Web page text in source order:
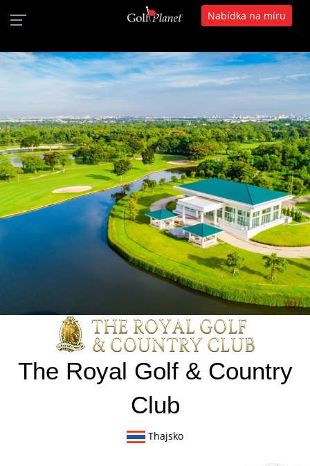
Nabídka na míru
The Royal Golf & Country
Club
Thajsko